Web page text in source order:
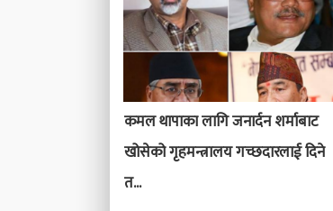
कमल थापाका लागि जनार्दन शर्माबाट
खोसेको गृहमन्त्रालय गच्छदारलाई दिने
त...